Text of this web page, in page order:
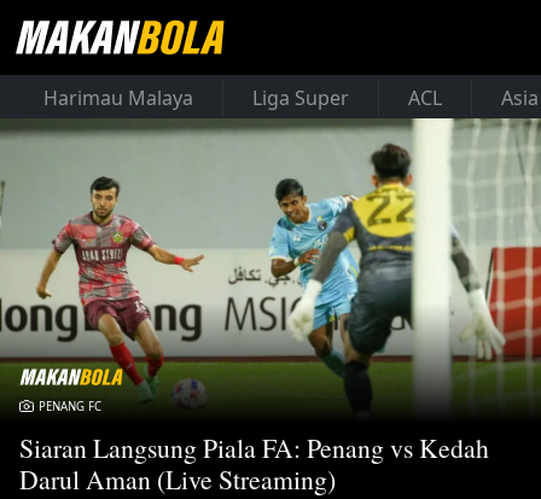
Harimau Malaya Liga Super ACL
PENANG FC
Siaran Langsung Piala FA: Penang vs Kedah
Darul Aman (Live Streaming)